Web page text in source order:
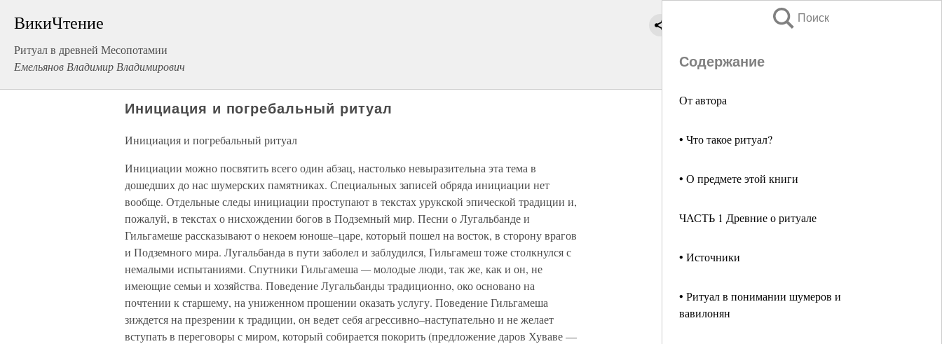
ВикиЧтение
Ритуал в древней Месопотамии
Емельянов Владимир Владимирович
Поиск
Содержание
От автора
• Что такое ритуал?
• О предмете этой книги
ЧАСТЬ 1 Древние о ритуале
• Источники
• Ритуал в понимании шумеров и
вавилонян
Инициация и погребальный ритуал
Инициация и погребальный ритуал
Инициации можно посвятить всего один абзац, настолько невыразительна эта тема в
дошедших до нас шумерских памятниках. Специальных записей обряда инициации нет
вообще. Отдельные следы инициации проступают в текстах урукской эпической традиции и,
пожалуй, в текстах о нисхождении богов в Подземный мир. Песни о Лугальбанде и
Гильгамеше рассказывают о некоем юноше–царе, который пошел на восток, в сторону врагов
и Подземного мира. Лугальбанда в пути заболел и заблудился, Гильгамеш тоже столкнулся с
немалыми испытаниями. Спутники Гильгамеша —молодые люди, так же, как и он, не
имеющие семьи и хозяйства. Поведение Лугальбанды традиционно, око основано на
почтении к старшему, на униженном прошении оказать услугу. Поведение Гильгамеша
зиждется на презрении к традиции, он ведет себя агрессивно–наступательно и не желает
вступать в переговоры с миром, который собирается покорить (предложение даров Хуваве —